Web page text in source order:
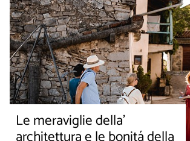
Le meraviglie della'